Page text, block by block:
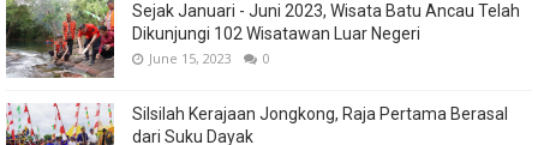
Sejak Januari - Juni 2023, Wisata Batu Ancau Telah
Dikunjungi 102 Wisatawan Luar Negeri
June 15, 2023 0
Silsilah Kerajaan Jongkong, Raja Pertama Berasal
dari Suku Dayak